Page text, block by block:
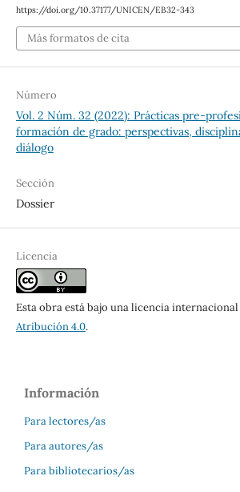
https://doi.org/10.37177/UNICEN/EB32-343
Más formatos de cita
Número
Vol. 2 Núm. 32 (2022): Prácticas pre-
formación de grado: perspectivas,
diálogo
Sección
Dossier
Licencia
Esta obra está bajo una licencia internacional
Atribución 4.0.
Información
Para lectores/as
Para autores/as
Para bibliotecarios/as